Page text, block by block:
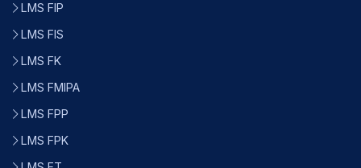
LMS FIP
LMS FIS
LMS FK
LMS FMIPA
LMS FPP
LMS FPK